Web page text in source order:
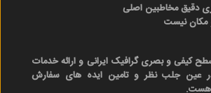
دقیق مخاطبین اصلی
مکان نیست
کیفی و بصری گرافیک ایرانی و ارائه خدمات
در عین جلب نظر و تامین ایده های سفارش
هست.